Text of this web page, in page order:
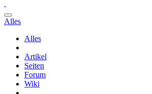
Alles
Alles
Artikel
Seiten
Forum
Wiki